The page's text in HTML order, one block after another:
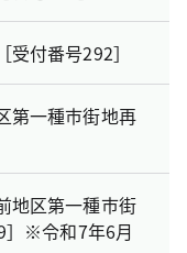
付番号292］
第一種市街地再
地区第一種市街
］※令和7年6月